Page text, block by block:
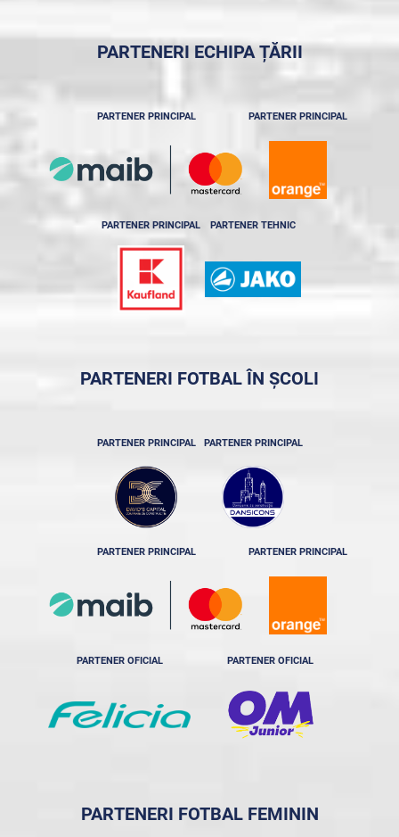
PARTENERI ECHIPA ȚĂRII
PARTENER PRINCIPAL PARTENER PRINCIPAL
PARTENER PRINCIPAL PARTENER TEHNIC
PARTENERI FOTBAL ÎN ȘCOLI
PARTENER PRINCIPAL PARTENER PRINCIPAL
PARTENER PRINCIPAL PARTENER PRINCIPAL
PARTENER OFICIAL PARTENER OFICIAL
PARTENERI FOTBAL FEMININ